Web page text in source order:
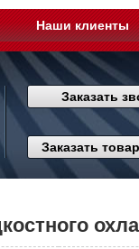
Наши клиенты
Заказать
Заказать